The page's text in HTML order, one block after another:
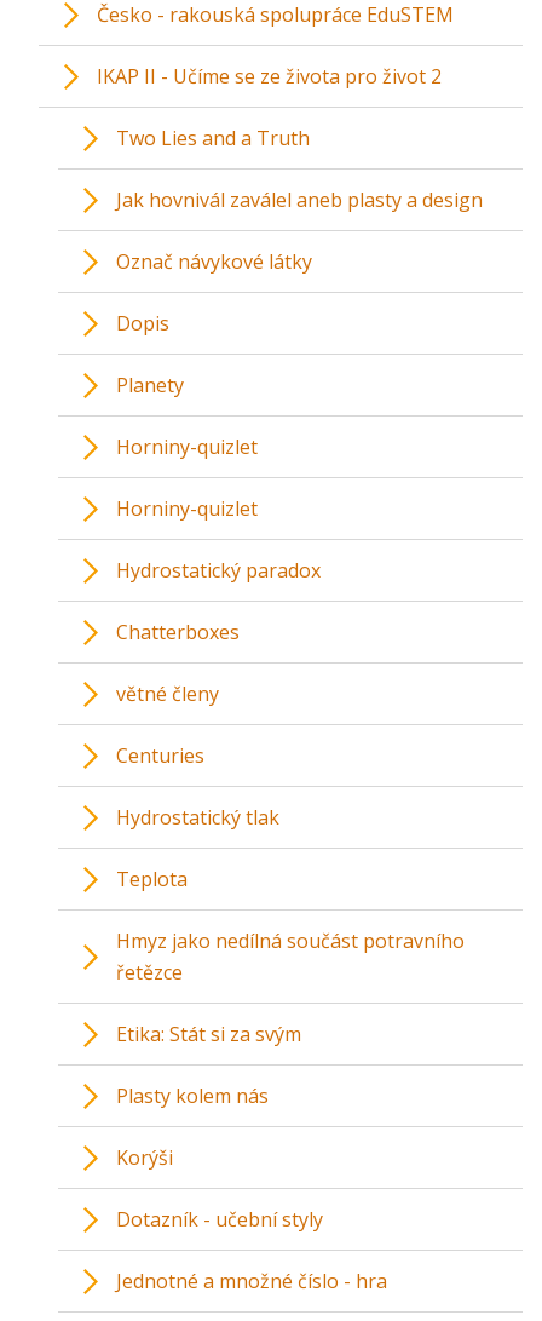
Česko - rakouská spolupráce EduSTEM
IKAP II - Učíme se ze života pro život 2
Two Lies and a Truth
Jak hovnivál zaválel aneb plasty a design
Označ návykové látky
Dopis
Planety
Horniny-quizlet
Horniny-quizlet
Hydrostatický paradox
Chatterboxes
větné členy
Centuries
Hydrostatický tlak
Teplota
Hmyz jako nedílná součást potravního
řetězce
Etika: Stát si za svým
Plasty kolem nás
Korýši
Dotazník - učební styly
Jednotné a množné číslo - hra